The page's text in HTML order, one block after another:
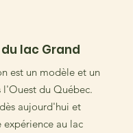
lac Grand
est un modèle et un
l'Ouest du Québec.
aujourd'hui et
expérience au lac